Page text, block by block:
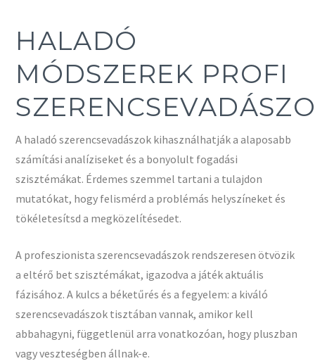
HALADÓ
MÓDSZEREK PROFI
A haladó szerencsevadászok kihasználhatják a alaposabb
számítási analíziseket és a bonyolult fogadási
szisztémákat. Érdemes szemmel tartani a tulajdon
mutatókat, hogy felismérd a problémás helyszíneket és
tökéletesítsd a megközelítésedet.
A profeszionista szerencsevadászok rendszeresen ötvözik
a eltérő bet szisztémákat, igazodva a játék aktuális
fázisához. A kulcs a béketűrés és a fegyelem: a kiváló
szerencsevadászok tisztában vannak, amikor kell
abbahagyni, függetlenül arra vonatkozóan, hogy pluszban
vagy veszteségben állnak-e.